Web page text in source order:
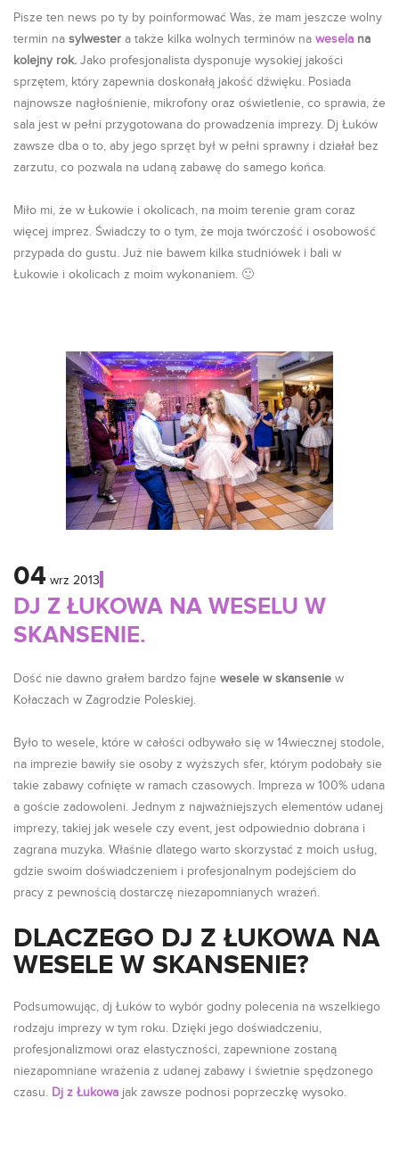
Pisze ten news po ty by poinformować Was, że mam jeszcze wolny
termin na sylwester a także kilka wolnych terminów na wesela na
kolejny rok. Jako profesjonalista dysponuje wysokiej jakości
sprzętem, który zapewnia doskonałą jakość dźwięku. Posiada
najnowsze nagłośnienie, mikrofony oraz oświetlenie, co sprawia, że
sala jest w pełni przygotowana do prowadzenia imprezy. Dj Łuków
zawsze dba o to, aby jego sprzęt był w pełni sprawny i działał bez
zarzutu, co pozwala na udaną zabawę do samego końca.
Miło mi, że w Łukowie i okolicach, na moim terenie gram coraz
więcej imprez. Świadczy to o tym, że moja twórczość i osobowość
przypada do gustu. Już nie bawem kilka studniówek i bali w
Łukowie i okolicach z moim wykonaniem. 🙂
04 wrz 2013
DJ Z ŁUKOWA NA WESELU W
SKANSENIE.
Dość nie dawno grałem bardzo fajne wesele w skansenie w
Kołaczach w Zagrodzie Poleskiej.
Było to wesele, które w całości odbywało się w 14wiecznej stodole,
na imprezie bawiły sie osoby z wyższych sfer, którym podobały sie
takie zabawy cofnięte w ramach czasowych. Impreza w 100% udana
a goście zadowoleni. Jednym z najważniejszych elementów udanej
imprezy, takiej jak wesele czy event, jest odpowiednio dobrana i
zagrana muzyka. Właśnie dlatego warto skorzystać z moich usług,
gdzie swoim doświadczeniem i profesjonalnym podejściem do
pracy z pewnością dostarczę niezapomnianych wrażeń.
DLACZEGO DJ Z ŁUKOWA NA
WESELE W SKANSENIE?
Podsumowując, dj Łuków to wybór godny polecenia na wszelkiego
rodzaju imprezy w tym roku. Dzięki jego doświadczeniu,
profesjonalizmowi oraz elastyczności, zapewnione zostaną
niezapomniane wrażenia z udanej zabawy i świetnie spędzonego
czasu. Dj z Łukowa jak zawsze podnosi poprzeczkę wysoko.